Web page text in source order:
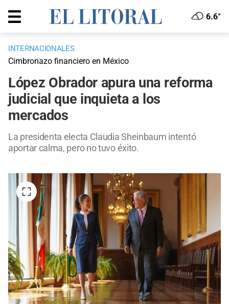
6.6°
INTERNACIONALES
Cimbronazo financiero en México
López Obrador apura una reforma
judicial que inquieta a los
mercados
La presidenta electa Claudia Sheinbaum intentó
aportar calma, pero no tuvo éxito.